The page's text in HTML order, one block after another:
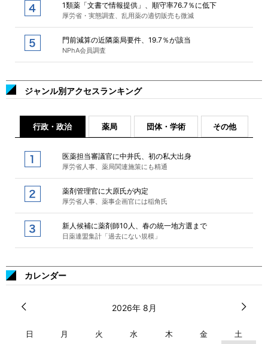
1類薬「文書で情報提供」、順守率76.7％に低下
厚労省・実態調査、乱用薬の適切販売も微減
門前減算の近隣薬局要件、19.7％が該当
NPhA会員調査
ジャンル別アクセスランキング
行政・政治 薬局 団体・学術 その他
医薬担当審議官に中井氏、初の私大出身
厚労省人事、薬局関連施策にも精通
薬剤管理官に大原氏が内定
厚労省人事、薬事企画官には稲角氏
新人候補に薬剤師10人、春の統一地方選まで
日薬連盟集計「過去にない規模」
カレンダー
2026年 8月
日 月 火 水 木 金 土